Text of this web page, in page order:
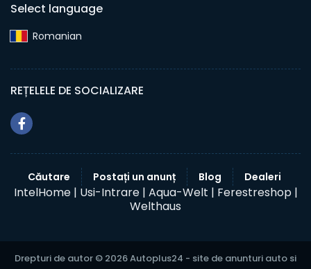
Select language
Romanian‎
REȚELELE DE SOCIALIZARE
Căutare Postați un anunț Blog Dealeri
IntelHome | Usi-Intrare | Aqua-Welt | Ferestreshop |
Welthaus
Drepturi de autor © 2026 Autoplus24 - site de anunturi auto si